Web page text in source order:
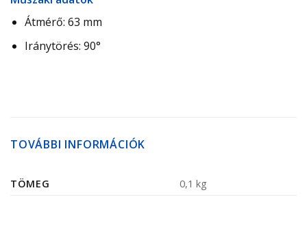
Átmérő: 63 mm
Iránytörés: 90°
TOVÁBBI INFORMÁCIÓK
TÖMEG 0,1 kg